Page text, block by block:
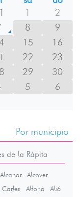
1
2
8
9
15
16
22
23
29
30
5 6
Por municipio
de la Ràpita
Alcanar
Alcover
Alforja
Alió